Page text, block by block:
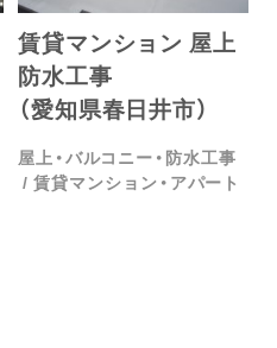
賃貸マンション 屋上
防水工事
（愛知県春日井市）
屋上・バルコニー・防水工事
賃貸マンション・アパート